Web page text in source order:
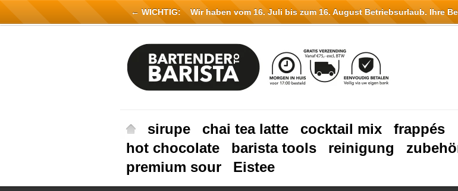
sirupe chai tea latte cocktail mix
frappés
hot chocolate
barista tools reinigung
premium sour
Eistee
← WICHTIG:Wir haben vom 16. Juli bis zum 16. August Betriebsurlaub. Ihre